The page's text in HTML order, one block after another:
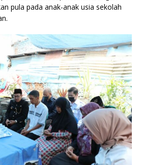
pula pada anak-anak usia sekolah